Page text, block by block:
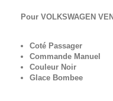
Pour VOLKSWAGEN
Coté Passager
Commande Manuel
Couleur Noir
Glace Bombee